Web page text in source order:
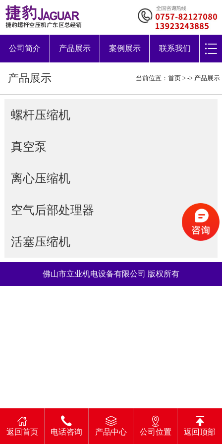
公司简介 产品展示 案例展示 联系我们
产品展示 当前位置： 首页 > -> 产品展示
螺杆压缩机
真空泵
离心压缩机
空气后部处理器
活塞压缩机
佛山市立业机电设备有限公司 版权所有
返回首页 电话咨询 产品中心 公司位置 返回顶部